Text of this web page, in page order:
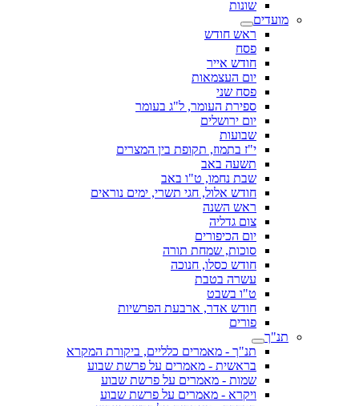
שונות
מועדים
ראש חודש
פסח
חודש אייר
יום העצמאות
פסח שני
ספירת העומר, ל"ג בעומר
יום ירושלים
שבועות
י"ז בתמוז, תקופת בין המצרים
תשעה באב
שבת נחמו, ט"ו באב
חודש אלול, חגי תשרי, ימים נוראים
ראש השנה
צום גדליה
יום הכיפורים
סוכות, שמחת תורה
חודש כסלו, חנוכה
עשרה בטבת
ט"ו בשבט
חודש אדר, ארבעת הפרשיות
פורים
תנ"ך
תנ"ך - מאמרים כלליים, ביקורת המקרא
בראשית - מאמרים על פרשת שבוע
שמות - מאמרים על פרשת שבוע
ויקרא - מאמרים על פרשת שבוע